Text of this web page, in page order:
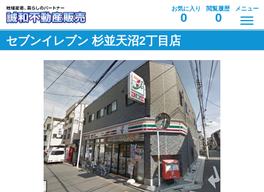
お気に入り
0
閲覧履歴
0
メニュー
セブンイレブン 杉並天沼2丁目店